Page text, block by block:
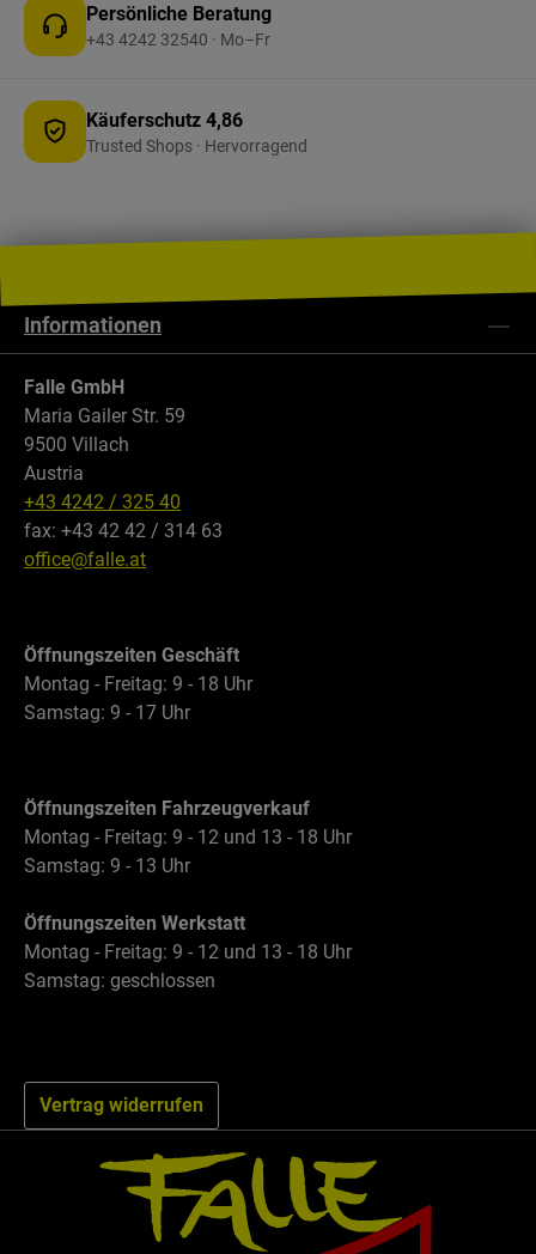
Persönliche Beratung
+43 4242 32540 · Mo–Fr
Käuferschutz 4,86
Trusted Shops · Hervorragend
Falle GmbH
Maria Gailer Str. 59
9500 Villach
Austria
+43 4242 / 325 40
fax: +43 42 42 / 314 63
office@falle.at
Öffnungszeiten Geschäft
Montag - Freitag: 9 - 18 Uhr
Samstag: 9 - 17 Uhr
Öffnungszeiten Fahrzeugverkauf
Montag - Freitag: 9 - 12 und 13 - 18 Uhr
Samstag: 9 - 13 Uhr
Öffnungszeiten Werkstatt
Montag - Freitag: 9 - 12 und 13 - 18 Uhr
Samstag: geschlossen
Vertrag widerrufen
Informationen